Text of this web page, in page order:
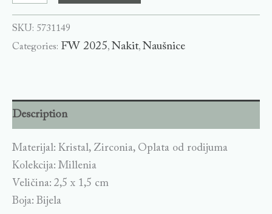
SKU: 5731149
Categories: FW 2025, Nakit, Naušnice
Description
Materijal: Kristal, Zirconia, Oplata od rodijuma
Kolekcija: Millenia
Veličina: 2,5 x 1,5 cm
Boja: Bijela